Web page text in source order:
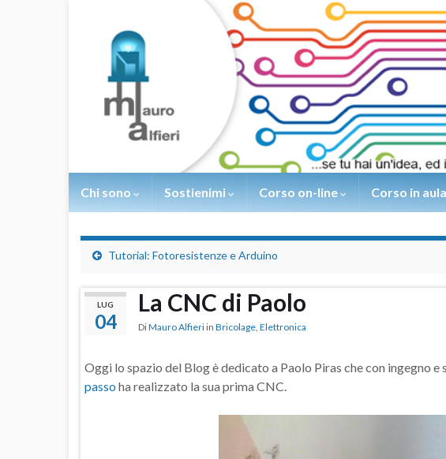
Chi sono Sostienimi Corso on-line Corso in aula
Tutorial: Fotoresistenze e Arduino
LUG
04
La CNC di Paolo
DiMauro Alfieri in Bricolage, Elettronica
Oggi lo spazio del Blog è dedicato a Paolo Piras che con ingegno e
passo ha realizzato la sua prima CNC.